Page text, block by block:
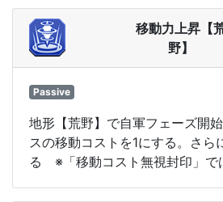
移動力上昇【
野】
Passive
地形【荒野】で自軍フェーズ開
スの移動コストを1にする。さら
る ※「移動コスト無視封印」で